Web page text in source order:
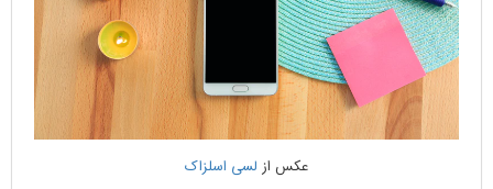
عکس از لسی اسلزاک